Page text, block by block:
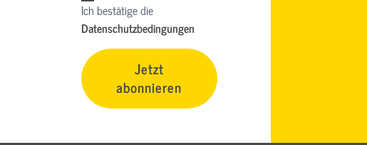
Ich bestätige die
Datenschutzbedingungen
Jetzt
abonnieren